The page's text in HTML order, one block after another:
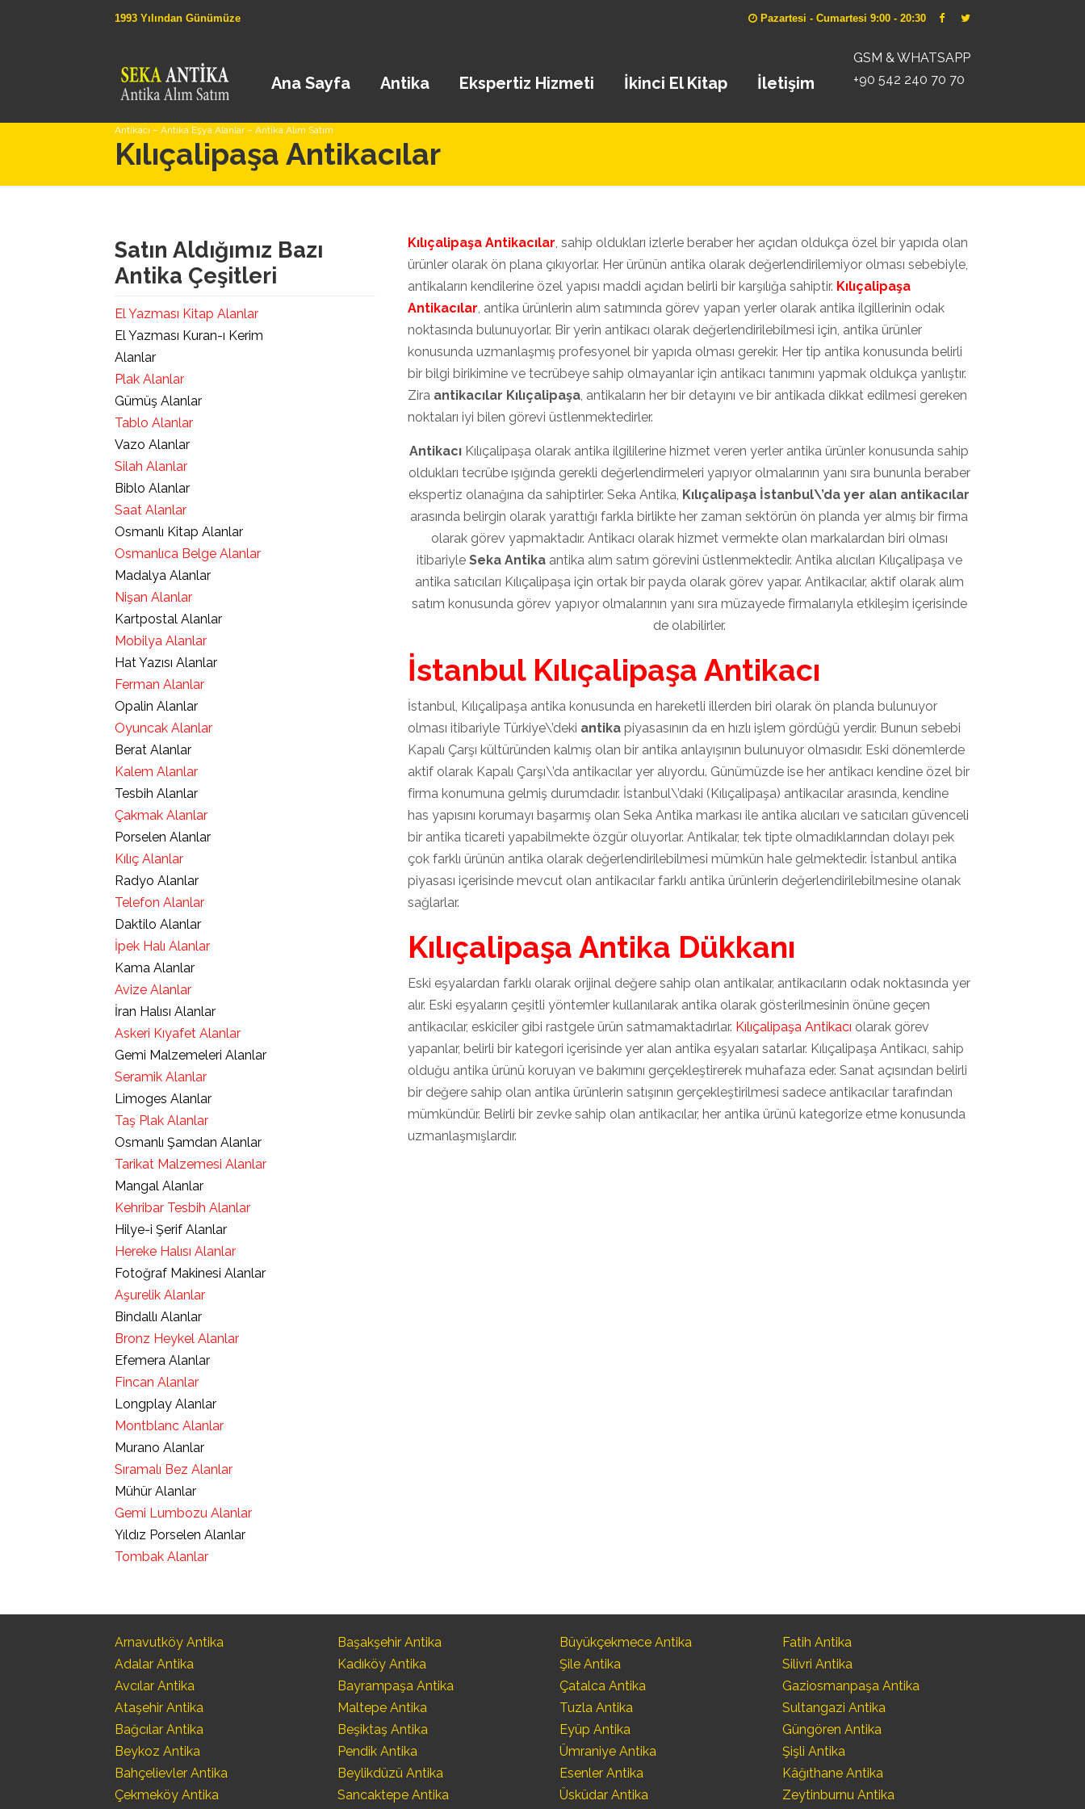
1993 Yılından Günümüze Pazartesi - Cumartesi 9:00 - 20:30
Antikacı – Antika Eşya Alanlar – Antika Alım Satım
GSM & WHATSAPP
+90 542 240 70 70
Ana Sayfa Antika Ekspertiz Hizmeti İkinci El Kitap İletişim
Kılıçalipaşa Antikacılar
Kılıçalipaşa Antikacılar, sahip oldukları izlerle beraber her açıdan oldukça özel bir yapıda olan
ürünler olarak ön plana çıkıyorlar. Her ürünün antika olarak değerlendirilemiyor olması sebebiyle,
antikaların kendilerine özel yapısı maddi açıdan belirli bir karşılığa sahiptir. Kılıçalipaşa
Antikacılar, antika ürünlerin alım satımında görev yapan yerler olarak antika ilgillerinin odak
noktasında bulunuyorlar. Bir yerin antikacı olarak değerlendirilebilmesi için, antika ürünler
konusunda uzmanlaşmış profesyonel bir yapıda olması gerekir. Her tip antika konusunda belirli
bir bilgi birikimine ve tecrübeye sahip olmayanlar için antikacı tanımını yapmak oldukça yanlıştır.
Zira antikacılar Kılıçalipaşa, antikaların her bir detayını ve bir antikada dikkat edilmesi gereken
noktaları iyi bilen görevi üstlenmektedirler.
Antikacı Kılıçalipaşa olarak antika ilgililerine hizmet veren yerler antika ürünler konusunda sahip
oldukları tecrübe ışığında gerekli değerlendirmeleri yapıyor olmalarının yanı sıra bununla beraber
ekspertiz olanağına da sahiptirler. Seka Antika, Kılıçalipaşa İstanbul\’da yer alan antikacılar
arasında belirgin olarak yarattığı farkla birlikte her zaman sektörün ön planda yer almış bir firma
olarak görev yapmaktadır. Antikacı olarak hizmet vermekte olan markalardan biri olması
itibariyle Seka Antikaantika alım satım görevini üstlenmektedir. Antika alıcıları Kılıçalipaşa ve
antika satıcıları Kılıçalipaşa için ortak bir payda olarak görev yapar. Antikacılar, aktif olarak alım
satım konusunda görev yapıyor olmalarının yanı sıra müzayede firmalarıyla etkileşim içerisinde
de olabilirler.
İstanbul Kılıçalipaşa Antikacı
İstanbul, Kılıçalipaşa antika konusunda en hareketli illerden biri olarak ön planda bulunuyor
olması itibariyle Türkiye\’deki antika piyasasının da en hızlı işlem gördüğü yerdir. Bunun sebebi
Kapalı Çarşı kültüründen kalmış olan bir antika anlayışının bulunuyor olmasıdır. Eski dönemlerde
aktif olarak Kapalı Çarşı\’da antikacılar yer alıyordu. Günümüzde ise her antikacı kendine özel bir
firma konumuna gelmiş durumdadır. İstanbul\’daki (Kılıçalipaşa) antikacılar arasında, kendine
has yapısını korumayı başarmış olan Seka Antika markası ile antika alıcıları ve satıcıları güvenceli
bir antika ticareti yapabilmekte özgür oluyorlar. Antikalar, tek tipte olmadıklarından dolayı pek
çok farklı ürünün antika olarak değerlendirilebilmesi mümkün hale gelmektedir. İstanbul antika
piyasası içerisinde mevcut olan antikacılar farklı antika ürünlerin değerlendirilebilmesine olanak
sağlarlar.
Kılıçalipaşa Antika Dükkanı
Eski eşyalardan farklı olarak orijinal değere sahip olan antikalar, antikacıların odak noktasında yer
alır. Eski eşyaların çeşitli yöntemler kullanılarak antika olarak gösterilmesinin önüne geçen
antikacılar, eskiciler gibi rastgele ürün satmamaktadırlar. Kılıçalipaşa Antikacı olarak görev
yapanlar, belirli bir kategori içerisinde yer alan antika eşyaları satarlar. Kılıçalipaşa Antikacı, sahip
olduğu antika ürünü koruyan ve bakımını gerçekleştirerek muhafaza eder. Sanat açısından belirli
bir değere sahip olan antika ürünlerin satışının gerçekleştirilmesi sadece antikacılar tarafından
mümkündür. Belirli bir zevke sahip olan antikacılar, her antika ürünü kategorize etme konusunda
uzmanlaşmışlardır.
Satın Aldığımız Bazı
Antika Çeşitleri
El Yazması Kitap Alanlar
El Yazması Kuran-ı Kerim
Alanlar
Plak Alanlar
Gümüş Alanlar
Tablo Alanlar
Vazo Alanlar
Silah Alanlar
Biblo Alanlar
Saat Alanlar
Osmanlı Kitap Alanlar
Osmanlıca Belge Alanlar
Madalya Alanlar
Nişan Alanlar
Kartpostal Alanlar
Mobilya Alanlar
Hat Yazısı Alanlar
Ferman Alanlar
Opalin Alanlar
Oyuncak Alanlar
Berat Alanlar
Kalem Alanlar
Tesbih Alanlar
Çakmak Alanlar
Porselen Alanlar
Kılıç Alanlar
Radyo Alanlar
Telefon Alanlar
Daktilo Alanlar
İpek Halı Alanlar
Kama Alanlar
Avize Alanlar
İran Halısı Alanlar
Askeri Kıyafet Alanlar
Gemi Malzemeleri Alanlar
Seramik Alanlar
Limoges Alanlar
Taş Plak Alanlar
Osmanlı Şamdan Alanlar
Tarikat Malzemesi Alanlar
Mangal Alanlar
Kehribar Tesbih Alanlar
Hilye-i Şerif Alanlar
Hereke Halısı Alanlar
Fotoğraf Makinesi Alanlar
Aşurelik Alanlar
Bindallı Alanlar
Bronz Heykel Alanlar
Efemera Alanlar
Fincan Alanlar
Longplay Alanlar
Montblanc Alanlar
Murano Alanlar
Sıramalı Bez Alanlar
Mühür Alanlar
Gemi Lumbozu Alanlar
Yıldız Porselen Alanlar
Tombak Alanlar
Arnavutköy Antika
Adalar Antika
Avcılar Antika
Ataşehir Antika
Bağcılar Antika
Beykoz Antika
Bahçelievler Antika
Çekmeköy Antika
Başakşehir Antika
Kadıköy Antika
Bayrampaşa Antika
Maltepe Antika
Beşiktaş Antika
Pendik Antika
Beylikdüzü Antika
Sancaktepe Antika
Büyükçekmece Antika
Şile Antika
Çatalca Antika
Tuzla Antika
Eyüp Antika
Ümraniye Antika
Esenler Antika
Üsküdar Antika
Fatih Antika
Silivri Antika
Gaziosmanpaşa Antika
Sultangazi Antika
Güngören Antika
Şişli Antika
Kâğıthane Antika
Zeytinburnu Antika